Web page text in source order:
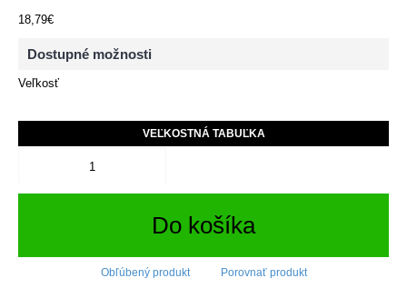
18,79€
Dostupné možnosti
Veľkosť
VEĽKOSTNÁ TABUĽKA
Do košíka
Obľúbený produkt Porovnať produkt